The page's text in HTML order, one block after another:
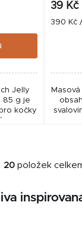
Jelly
85 g je
kočky
39 Kč
Měrná
390 Kč
O
l
20položek